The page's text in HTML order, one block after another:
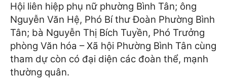
Hội liên hiệp phụ nữ phường Bình Tân; ông
Nguyễn Văn Hệ, Phó Bí thư Đoàn Phường Bình
Tân; bà Nguyễn Thị Bích Tuyền, Phó Trưởng
phòng Văn hóa – Xã hội Phường Bình Tân cùng
tham dự còn có đại diện các đoàn thể, mạnh
thường quân.